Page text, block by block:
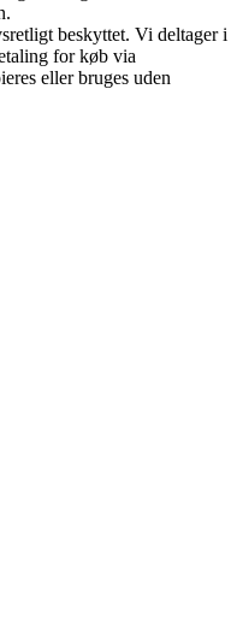
beskyttet. Vi deltager i
for køb via
eller bruges uden